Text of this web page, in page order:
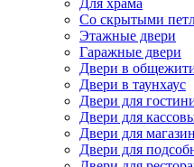
Для храма
Со скрытыми
Этажные двери
Гаражные двери
Двери в
Двери в таунхаус
Двери для
Двери для
Двери для
Двери для